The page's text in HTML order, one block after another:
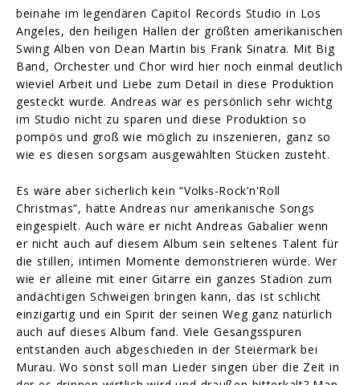
beinahe im legendären Capitol Records Studio in Los
Angeles, den heiligen Hallen der größten amerikanischen
Swing Alben von Dean Martin bis Frank Sinatra. Mit Big
Band, Orchester und Chor wird hier noch einmal deutlich
wieviel Arbeit und Liebe zum Detail in diese Produktion
gesteckt wurde. Andreas war es persönlich sehr wichtg
im Studio nicht zu sparen und diese Produktion so
pompös und groß wie möglich zu inszenieren, ganz so
wie es diesen sorgsam ausgewählten Stücken zusteht.
Es wäre aber sicherlich kein “Volks-Rock’n'Roll
Christmas”, hätte Andreas nur amerikanische Songs
eingespielt. Auch wäre er nicht Andreas Gabalier wenn
er nicht auch auf diesem Album sein seltenes Talent für
die stillen, intimen Momente demonstrieren würde. Wer
wie er alleine mit einer Gitarre ein ganzes Stadion zum
andächtigen Schweigen bringen kann, das ist schlicht
einzigartig und ein Spirit der seinen Weg ganz natürlich
auch auf dieses Album fand. Viele Gesangsspuren
entstanden auch abgeschieden in der Steiermark bei
Murau. Wo sonst soll man Lieder singen über die Zeit in